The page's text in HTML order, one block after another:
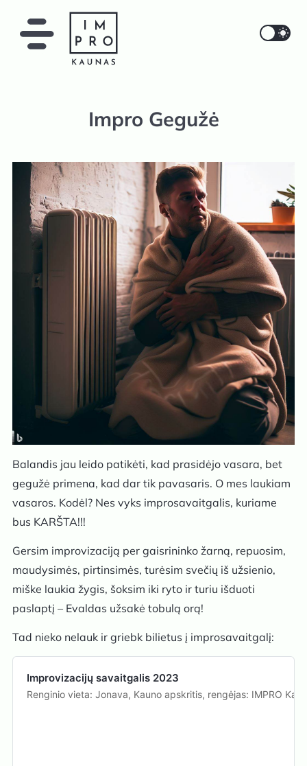
IMPRO Kaunas
Impro Gegužė
Balandis jau leido patikėti, kad prasidėjo vasara, bet
gegužė primena, kad dar tik pavasaris. O mes laukiam
vasaros. Kodėl? Nes vyks improsavaitgalis, kuriame
bus KARŠTA!!!
Gersim improvizaciją per gaisrininko žarną, repuosim,
maudysimės, pirtinsimės, turėsim svečių iš užsienio,
miške laukia žygis, šoksim iki ryto ir turiu išduoti
paslaptį – Evaldas užsakė tobulą orą!
Tad nieko nelauk ir griebk bilietus į improsavaitgalį:
Improvizacijų savaitgalis 2023
Renginio vieta: Jonava, Kauno apskritis, rengėjas: IMPRO